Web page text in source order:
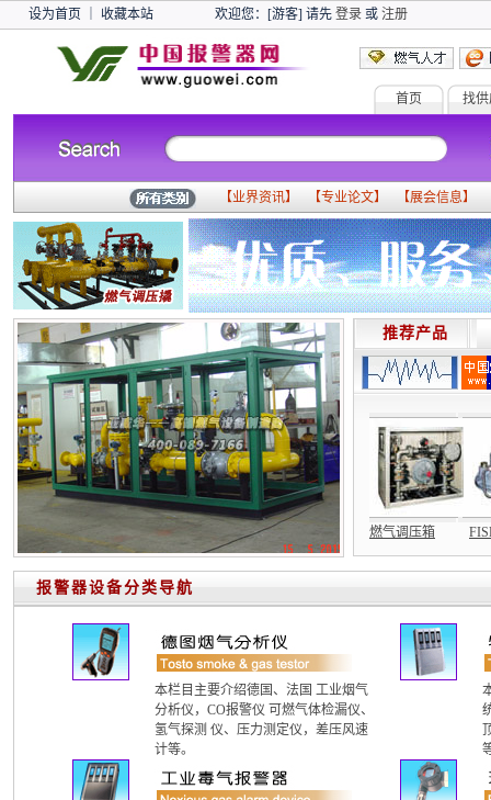
设为首页 收藏本站 欢迎您：[游客] 请先 登录或 注册
首页 找供
【业界资讯】 【专业论文】 【展会信息】
推荐产品
德图分析仪 特安气体报警器 工业报警器 燃气调压箱
报警器设备分类导航
本栏目主要介绍德国、法国 工业烟气
分析仪，CO报警仪 可燃气体检漏仪、
氢气探测 仪、压力测定仪，差压风速
计等。